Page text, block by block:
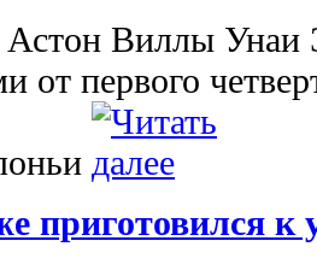
Астон Виллы Унаи
от первого
приготовился к